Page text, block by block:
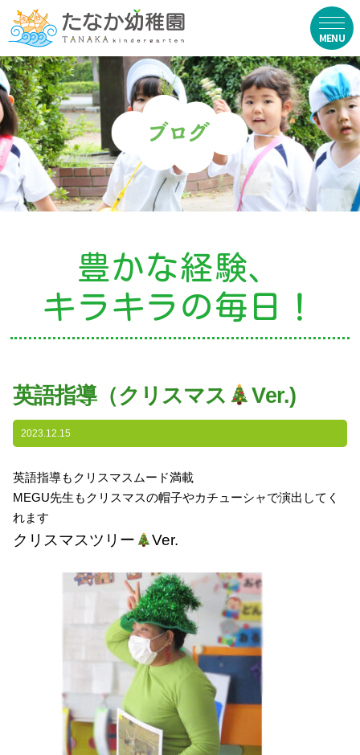
在園生向け
・資料ダウンロード
・園からのお便り
・動画
お知らせ
・ニュース
・ブログ
・園の特色
・園の一日
・自慢の給食
・アクセス
入園案内
子育て支援
未就園児教室
課外授業
豊かな経験、
キラキラの毎日！
英語指導（クリスマス Ver.)
2023.12.15
英語指導もクリスマスムード満載
MEGU先生もクリスマスの帽子やカチューシャで演出してく
れます
クリスマスツリー Ver.